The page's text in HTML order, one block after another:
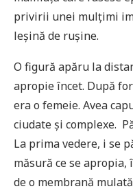
privirii unei mulțimi
leșină de rușine.
O figură apăru la
apropie încet. După
era o femeie. Avea
ciudate și complexe.
La prima vedere, i se
măsură ce se apropia,
de o membrană